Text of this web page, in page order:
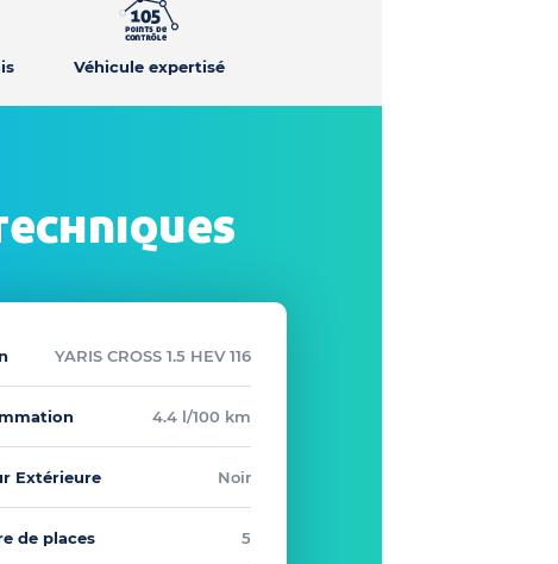
Véhicule expertisé
YARIS CROSS 1.5 HEV 116
4.4 l/100 km
Extérieure Noir
de places 5